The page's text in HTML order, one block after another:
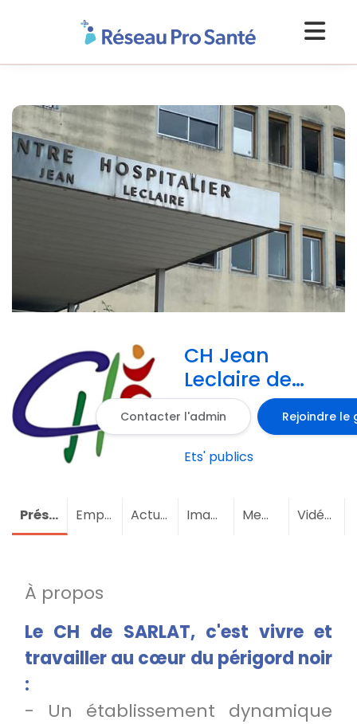
CH Jean
Leclaire de
Sarlat en
Dordogne en
Région
Contacter l'admin Rejoindre le
Ets' publics
Présentation Emploi Actualités Images Membres (7)Vidéos
À propos
Le CH de SARLAT, c'est vivre et
travailler au cœur du périgord noir
:
- Un établissement dynamique